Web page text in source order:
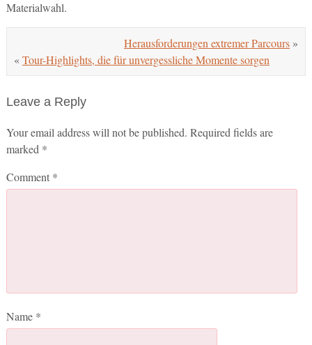
Materialwahl.
Herausforderungen extremer Parcours »
«Tour-Highlights, die für unvergessliche Momente sorgen
Leave a Reply
Your email address will not be published. Required fields are
marked *
Comment *
Name *